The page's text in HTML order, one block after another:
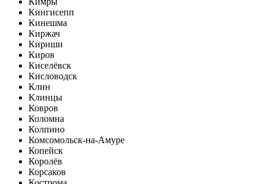
Кингисепп
Кинешма
Киржач
Кириши
Киров
Киселёвск
Кисловодск
Клин
Клинцы
Ковров
Коломна
Колпино
Комсомольск-на-Амуре
Копейск
Королёв
Корсаков